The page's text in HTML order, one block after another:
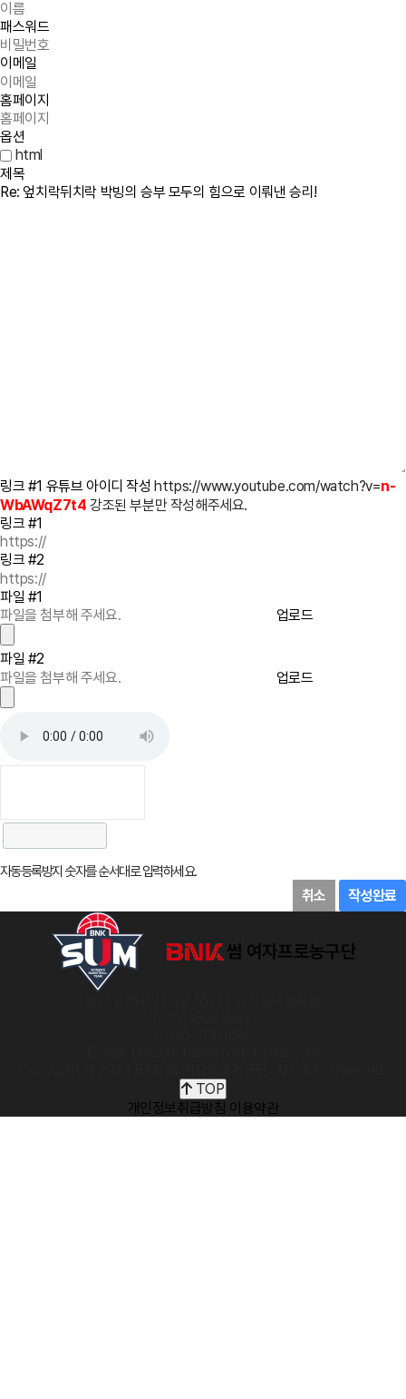
패스워드
이메일
홈페이지
옵션
html
제목
링크 #1 유튜브 아이디 작성 https://www.youtube.com/watch?v=n-
WbAWqZ7t4 강조된 부분만 작성해주세요.
링크 #1
링크 #2
파일 #1
업로드
파일 #2
업로드
자동등록방지 숫자를 순서대로 입력하세요.
취소 작성완료
TOP
개인정보취급방침 이용약관